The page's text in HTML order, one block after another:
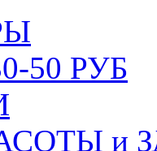
50 РУБ
и